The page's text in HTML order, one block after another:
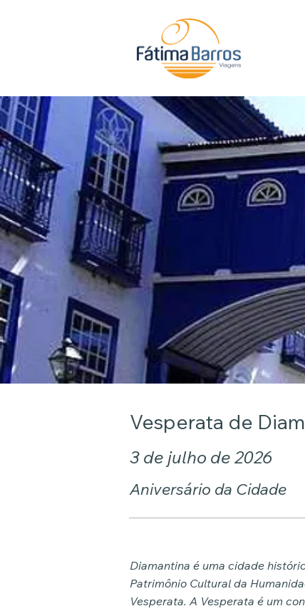
Vesperata de
3 de julho de 2026
Aniversário da Cidade
Diamantina é uma cidade
Patrimônio Cultural da
Vesperata. A Vesperata é um